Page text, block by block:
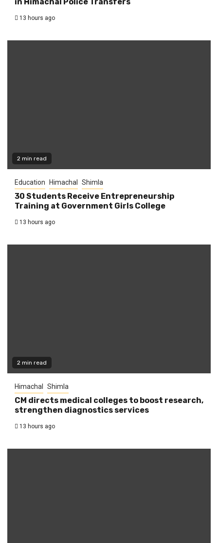
13 hours ago
2 min read
Education Himachal Shimla
30 Students Receive Entrepreneurship
Training at Government Girls College
13 hours ago
2 min read
Himachal Shimla
CM directs medical colleges to boost research,
strengthen diagnostics services
13 hours ago